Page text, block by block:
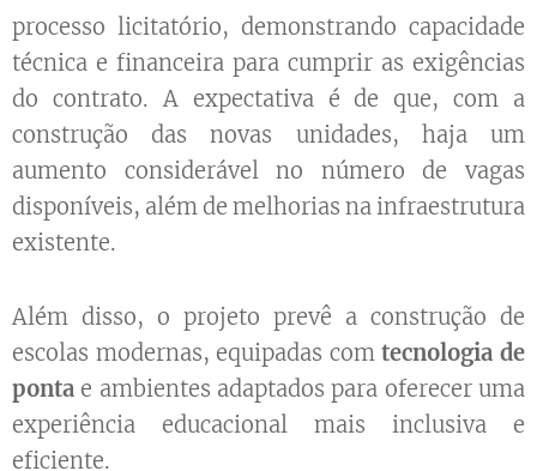
processo licitatório, demonstrando capacidade
técnica e financeira para cumprir as exigências
do contrato. A expectativa é de que, com a
construção das novas unidades, haja um
aumento considerável no número de vagas
disponíveis, além de melhorias na infraestrutura
existente.
Além disso, o projeto prevê a construção de
escolas modernas, equipadas comtecnologia de
ponta e ambientes adaptados para oferecer uma
experiência educacional mais inclusiva e
eficiente.